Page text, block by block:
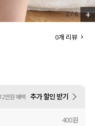
2/6 +
0개 리뷰
만원 혜택 추가 할인 받기
400원